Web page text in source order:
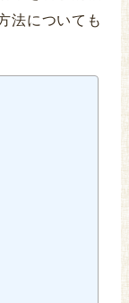
法についても